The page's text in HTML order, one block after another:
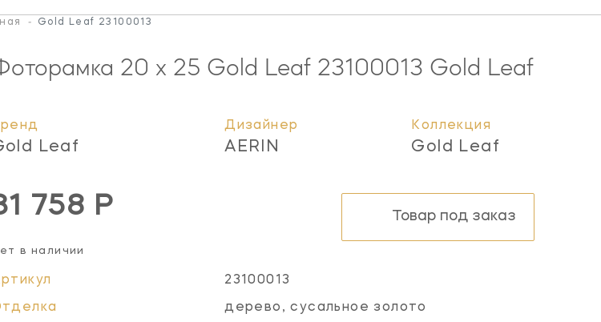
- Gold Leaf 23100013
20 x 25 Gold Leaf 23100013 Gold Leaf
Leaf
Дизайнер
AERIN
Коллекция
Gold Leaf
758 Р
в наличии
Товар под заказ
23100013
дерево, сусальное золото